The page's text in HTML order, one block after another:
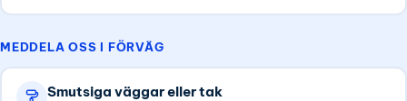
MEDDELA OSS I FÖRVÄG
Smutsiga väggar eller tak